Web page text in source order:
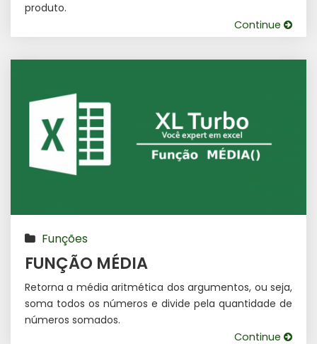
produto.
Continue
Funções
FUNÇÃO MÉDIA
Retorna a média aritmética dos argumentos, ou seja,
soma todos os números e divide pela quantidade de
números somados.
Continue